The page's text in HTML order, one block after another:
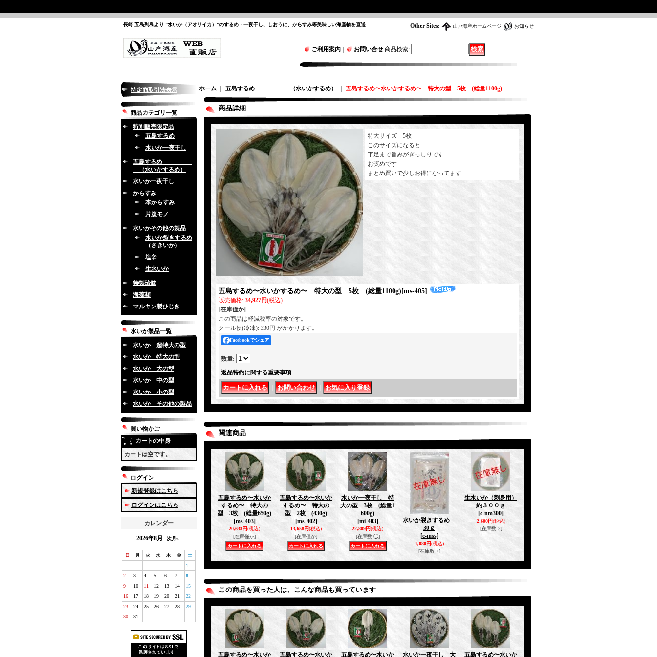
Other Sites: 山戸海産ホームページ お知らせ
長崎 五島列島より ”水いか（アオリイカ）”のするめ・一夜干し、しおうに、からすみ等美味しい海産物を直送
ご利用案内 お問い合せ 商品検索:
特定商取引法表示
商品カテゴリ一覧
特別販売限定品
五島するめ
水いか一夜干し
五島するめ
（水いかするめ）
水いか一夜干し
からすみ
本からすみ
片腹モノ
水いかその他の製品
水いか裂きするめ
（さきいか）
塩辛
生水いか
特製珍味
海藻類
マルキン製ひじき
水いか製品一覧
水いか 超特大の型
水いか 特大の型
水いか 大の型
水いか 中の型
水いか 小の型
水いか その他の製品
買い物かご
カートの中身
カートは空です。
ログイン
新規登録はこちら
ログインはこちら
カレンダー
2026年8月 次月»
日 月 火 水 木 金 土
1
2
3 4 5 6 7
8
9
10 11 12 13 14
15
16
17 18 19 20 21
22
23
24 25 26 27 28
29
30
31
ホーム 五島するめ （水いかするめ） 五島するめ〜水いかするめ〜 特大の型 5枚 (総量1100g)
商品詳細
特大サイズ 5枚
このサイズになると
下足まで旨みがぎっしりです
お奨めです
まとめ買いで少しお得になってます
五島するめ〜水いかするめ〜 特大の型 5枚 (総量1100g) [ms-405]
販売価格: 34,927円(税込)
[在庫僅か]
この商品は軽減税率の対象です。
クール便(冷凍): 330円 がかかります。
Facebookでシェア
数量:
返品特約に関する重要事項
関連商品
五島するめ〜水いか
するめ〜 特大の
型 3枚 (総量650g)
[ms-403]
20,638円(税込)
[在庫僅か]
五島するめ〜水いか
するめ〜 特大の
型 2枚 (430g)
[ms-402]
13,658円(税込)
[在庫僅か]
水いか一夜干し 特
大の型 3枚 (総量1
600g)
[mi-403]
22,809円(税込)
[在庫数 ◯]
水いか裂きするめ
30ｇ
[c-mss]
1,080円(税込)
[在庫数 ×]
生水いか（刺身用）
約３００ｇ
[c-nm300]
2,600円(税込)
[在庫数 ×]
この商品を買った人は、こんな商品も買っています
五島するめ〜水いか 五島するめ〜水いか 五島するめ〜水いか 水いか一夜干し 大 五島するめ〜水いか